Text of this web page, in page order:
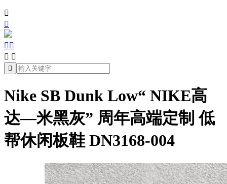


 
 

Nike SB Dunk Low“ NIKE高
达—米黑灰” 周年高端定制 低
帮休闲板鞋 DN3168-004